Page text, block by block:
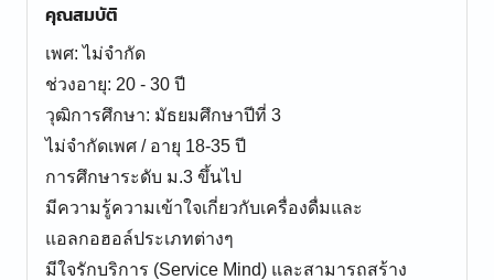
คุณสมบัติ
เพศ: ไม่จำกัด
ช่วงอายุ: 20 - 30 ปี
วุฒิการศึกษา: มัธยมศึกษาปีที่ 3
ไม่จำกัดเพศ / อายุ 18-35 ปี
การศึกษาระดับ ม.3 ขึ้นไป
มีความรู้ความเข้าใจเกี่ยวกับเครื่องดื่มและ
แอลกอฮอล์ประเภทต่างๆ
มีใจรักบริการ (Service Mind) และสามารถสร้าง